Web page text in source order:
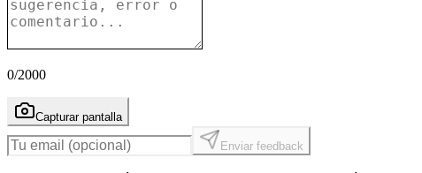
0/2000
Capturar pantalla
Enviar feedback